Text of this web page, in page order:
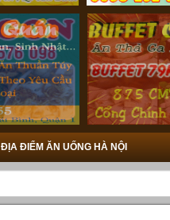
ĐỊA ĐIỂM ĂN UỐNG HÀ NỘI